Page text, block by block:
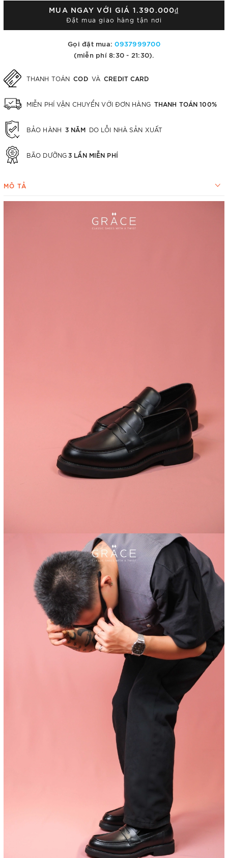
MUA NGAY VỚI GIÁ 1.390.000₫
Đặt mua giao hàng tận nơi
Gọi đặt mua:0937999700
(miễn phí 8:30 - 21:30).
THANH TOÁN COD VÀ CREDIT CARD
MIỄN PHÍ VẬN CHUYỂN VỚI ĐƠN HÀNG THANH TOÁN 100%
BẢO HÀNH 3 NĂM DO LỖI NHÀ SẢN XUẤT
BÃO DƯỠNG 3 LẦN MIỄN PHÍ
MÔ TẢ